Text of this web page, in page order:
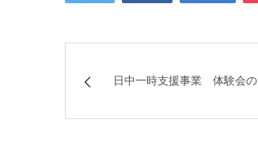
日中一時支援事業 体験会の